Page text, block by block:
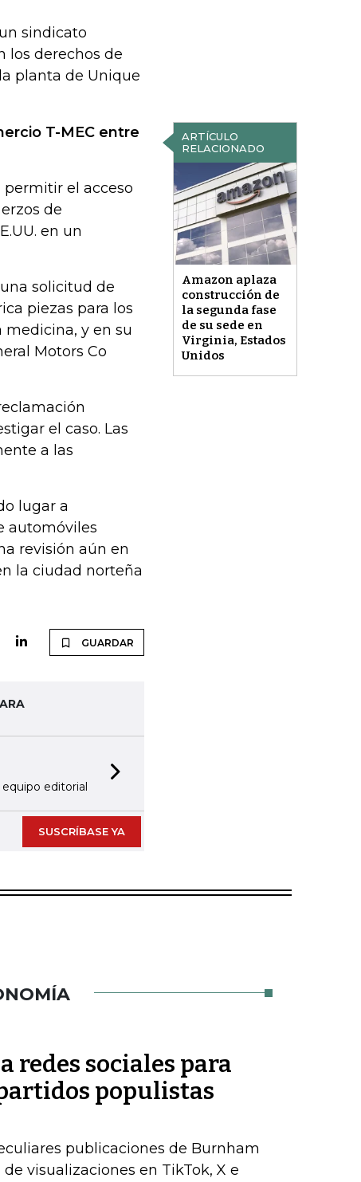
sindicato
los derechos de
planta de Unique
ARTÍCULO
RELACIONADO
Amazon aplaza
construcción de
la segunda fase
de su sede en
Virginia, Estados
Unidos
T-MEC entre
el acceso
de
en un
solicitud de
piezas para los
y en su
Motors Co
el caso. Las
a las
lugar a
automóviles
revisión aún en
la ciudad norteña
GUARDAR
editorial
SUSCRÍBASE YA
redes sociales para
populistas
publicaciones de Burnham
visualizaciones en TikTok, X e